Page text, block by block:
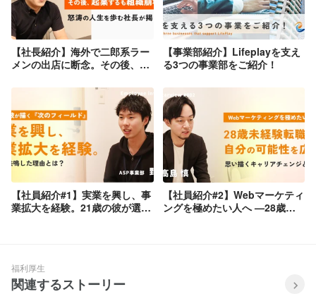
【社長紹介】海外で二郎系ラー
メンの出店に断念。その後、起
人生を歩む社長が掲げる野望。
【事業部紹介】Lifeplayを支え
る3つの事業部をご紹介！
【社員紹介#1】実業を興し、事
業拡大を経験。21歳の彼が選ぶ
【社員紹介#2】Webマーケティ
ングを極めたい人へ —28歳未
福利厚生
関連するストーリー